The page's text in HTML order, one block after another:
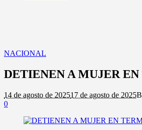
NACIONAL
DETIENEN A MUJER
14 de agosto de 202517 de agosto de 2025
0